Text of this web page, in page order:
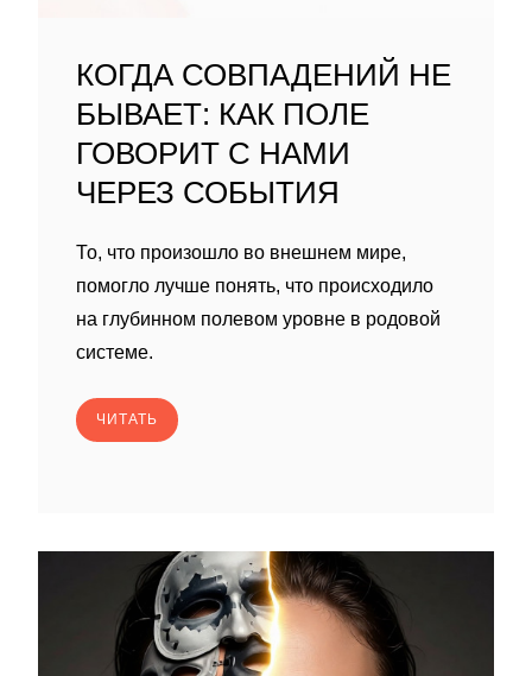
КОГДА СОВПАДЕНИЙ НЕ
БЫВАЕТ: КАК ПОЛЕ
ГОВОРИТ С НАМИ
ЧЕРЕЗ СОБЫТИЯ
То, что произошло во внешнем мире,
помогло лучше понять, что происходило
на глубинном полевом уровне в родовой
системе.
ЧИТАТЬ